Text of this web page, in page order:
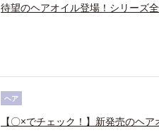
待望のヘアオイル登場！シリーズ
ヘア
【〇×でチェック！】新発売のヘ